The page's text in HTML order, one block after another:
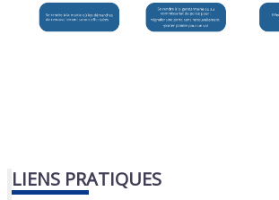
LIENS PRATIQUES